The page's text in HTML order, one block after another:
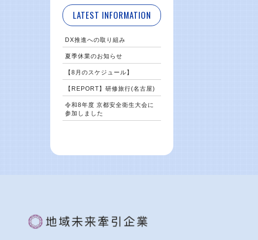
LATEST INFORMATION
DX推進への取り組み
夏季休業のお知らせ
【8月のスケジュール】
【REPORT】研修旅行(名古屋)
令和8年度 京都安全衛生大会に
参加しました